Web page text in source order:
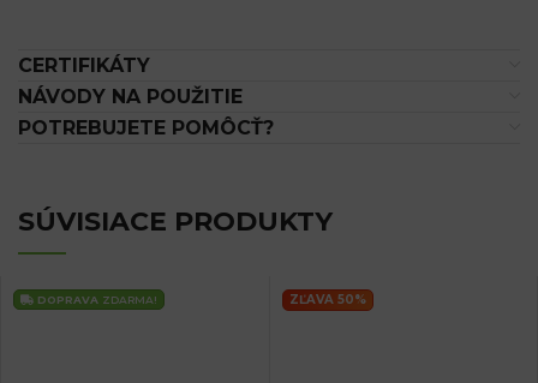
CERTIFIKÁTY
NÁVODY NA POUŽITIE
POTREBUJETE POMÔCŤ?
SÚVISIACE PRODUKTY
DOPRAVA ZDARMA! ZĽAVA 50%